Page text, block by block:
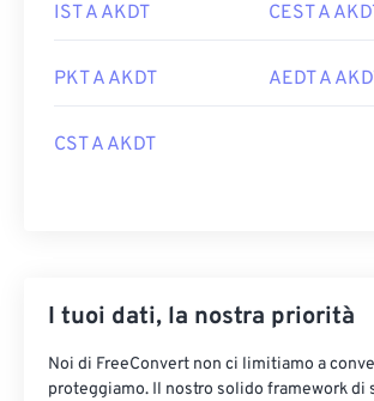
IST A AKDT CEST A
PKT A AKDT AEDT A
CST A AKDT
I tuoi dati, la nostra priorità
Noi di FreeConvert non ci limitiamo a
proteggiamo. Il nostro solido framework di